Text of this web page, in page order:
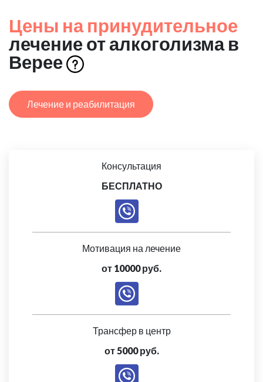
Цены на принудительное
лечение от алкоголизма в
Верее
Лечение и реабилитация
Консультация
БЕСПЛАТНО
Мотивация на лечение
от 10000 руб.
Трансфер в центр
от 5000 руб.